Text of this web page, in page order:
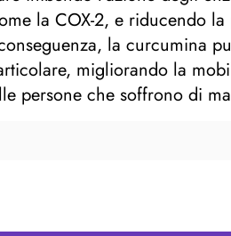
la COX-2, e riducendo
la curcumina
migliorando la
persone che soffrono di